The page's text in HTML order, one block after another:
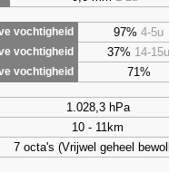
vochtigheid 97% 4-5u
vochtigheid 37% 14-15u
vochtigheid 71%
1.028,3 hPa
10 - 11km
7 octa's (Vrijwel geheel